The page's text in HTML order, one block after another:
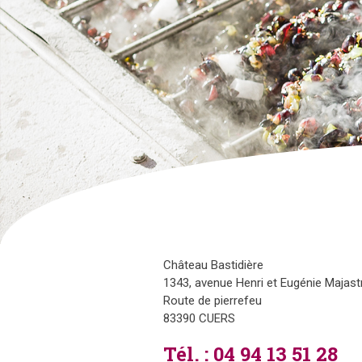
Château Bastidière
1343, avenue Henri et Eugénie
Route de pierrefeu
83390 CUERS
Tél. : 04 94 13 51 28